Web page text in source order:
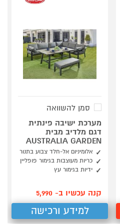
סמן להשוואה
מערכת ישיבה פינתית
דגם מלדיב מבית
AUSTRALIA GARDEN
אלומיניום אל-חלד צבוע בתנור
כריות מעוצבות בגימור פופליין
ידיות בגימור עץ
קנה עכשיו ב- 5,990
למידע ורכישה